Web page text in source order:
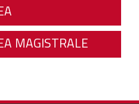
MAGISTRALE